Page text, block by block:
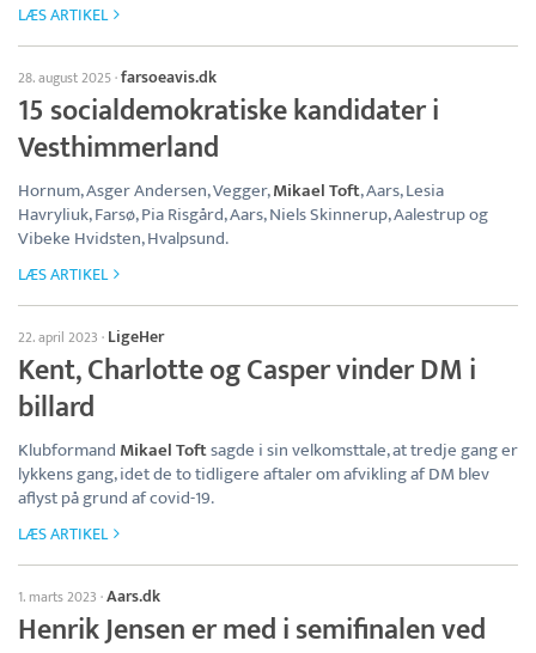
LÆS ARTIKEL
28. august 2025·farsoeavis.dk
15 socialdemokratiske kandidater i
Vesthimmerland
Hornum, Asger Andersen, Vegger,Mikael Toft, Aars, Lesia
Havryliuk, Farsø, Pia Risgård, Aars, Niels Skinnerup, Aalestrup og
Vibeke Hvidsten, Hvalpsund.
LÆS ARTIKEL
22. april 2023 · LigeHer
Kent, Charlotte og Casper vinder DM i
billard
Klubformand Mikael Toftsagde i sin velkomsttale, at tredje gang er
lykkens gang, idet de to tidligere aftaler om afvikling af DM blev
aflyst på grund af covid-19.
LÆS ARTIKEL
1. marts 2023 ·Aars.dk
Henrik Jensen er med i semifinalen ved